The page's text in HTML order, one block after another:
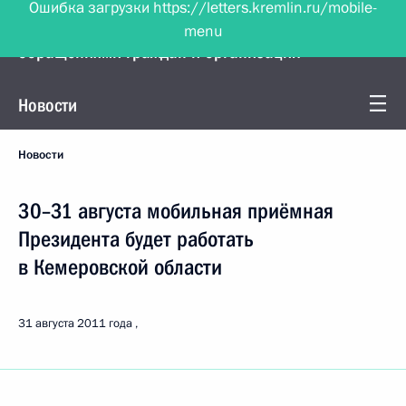
Управление Президента по работе с
обращениями граждан и организаций
Новости
Новости
30–31 августа мобильная приёмная
Президента будет работать
в Кемеровской области
31 августа 2011 года
menu